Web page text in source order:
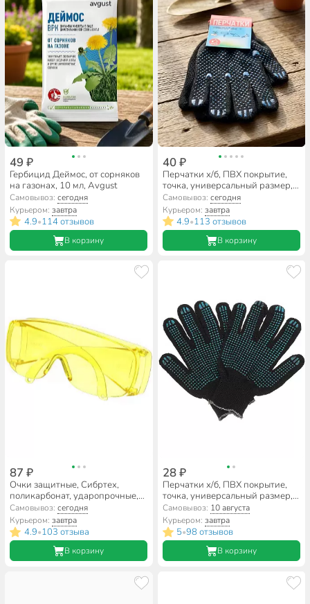
49 ₽
Гербицид Деймос, от сорняков
на газонах, 10 мл, Avgust
Самовывоз:сегодня
Курьером:завтра
4.9•114 отзывов
В корзину
40 ₽
Перчатки х/б, ПВХ покрытие,
точка, универсальный размер,
7.5 класс вязки, 5 нитей, черная
основа, Люкс, европодвес
Самовывоз: сегодня
Курьером: завтра
4.9•113 отзывов
В корзину
87 ₽
Очки защитные, Сибртех,
поликарбонат, ударопрочные,
89157
Самовывоз:сегодня
Курьером:завтра
4.9•103 отзыва
В корзину
28 ₽
Перчатки х/б, ПВХ покрытие,
точка, универсальный размер,
10 класс вязки, 6 нитей, черная
основа, Золотая перчатка
Самовывоз: 10 августа
Курьером: завтра
5•98 отзывов
В корзину